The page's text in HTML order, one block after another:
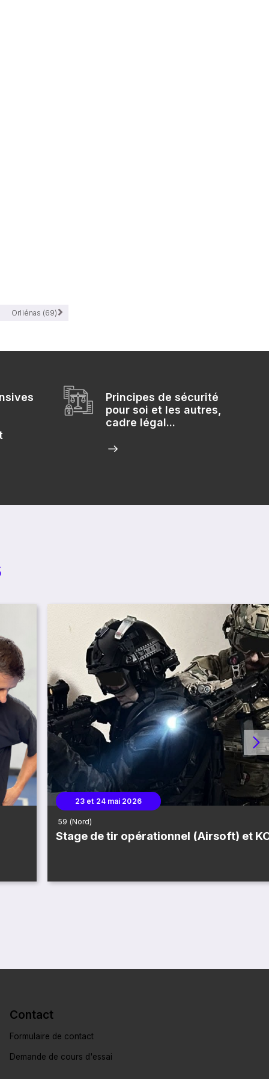
Orliénas (69)
Principes de sécurité
pour soi et les autres,
cadre légal...
23 et 24 mai 2026
59 (Nord)
Stage de tir opérationnel (Airsoft) et
Contact
Formulaire de contact
Demande de cours d'essai